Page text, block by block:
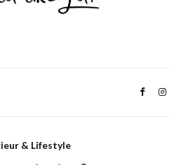
& Lifestyle